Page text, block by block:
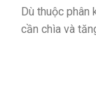
Dù thuộc phân
cần chìa và